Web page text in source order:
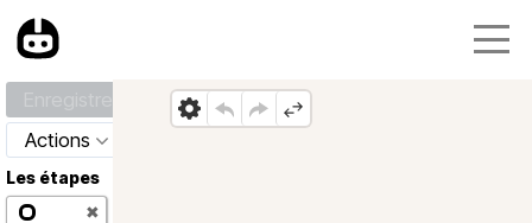
Actions
Les étapes
✖